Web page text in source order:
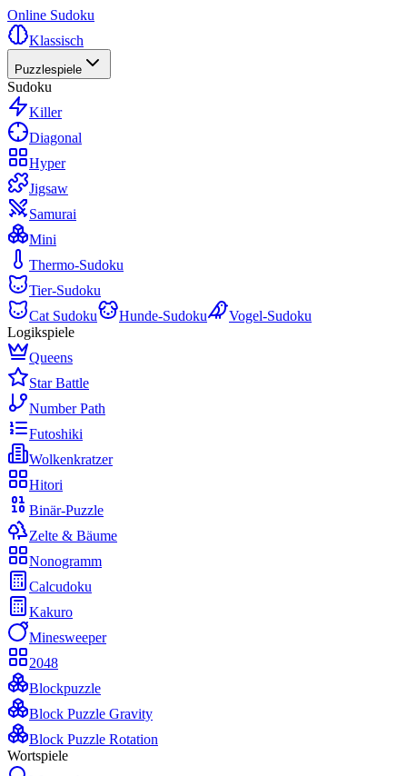
Online Sudoku
Klassisch
Puzzlespiele
Sudoku
Killer
Diagonal
Hyper
Jigsaw
Samurai
Mini
Thermo-Sudoku
Tier-Sudoku
Cat Sudoku
Hunde-Sudoku
Vogel-Sudoku
Logikspiele
Queens
Star Battle
Number Path
Futoshiki
Wolkenkratzer
Hitori
Binär-Puzzle
Zelte & Bäume
Nonogramm
Calcudoku
Kakuro
Minesweeper
2048
Blockpuzzle
Block Puzzle Gravity
Block Puzzle Rotation
Wortspiele